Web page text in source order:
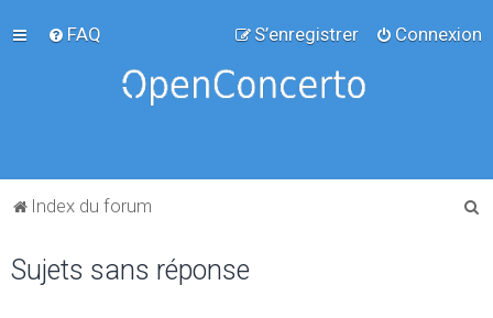
FAQ Connexion
S’enregistrer
Index du forum
Sujets sans réponse